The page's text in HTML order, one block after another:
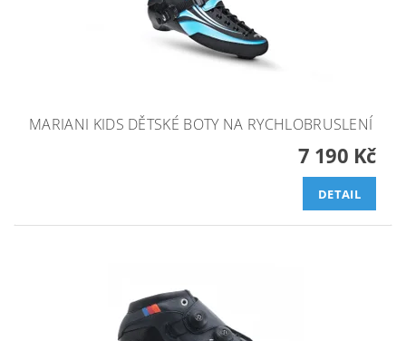
MARIANI KIDS DĚTSKÉ BOTY NA RYCHLOBRUSLENÍ
7 190 Kč
DETAIL